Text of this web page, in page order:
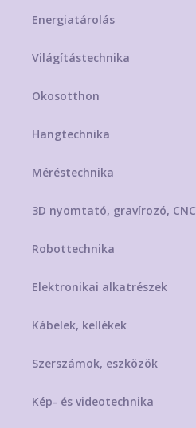
Energiatárolás
Világítástechnika
Okosotthon
Hangtechnika
Méréstechnika
3D nyomtató, gravírozó, CNC
Robottechnika
Elektronikai alkatrészek
Kábelek, kellékek
Szerszámok, eszközök
Kép- és videotechnika